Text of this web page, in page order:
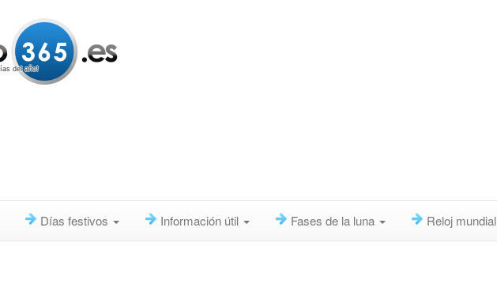
del año!
Días festivos Información útil Fases de la luna Reloj mundial